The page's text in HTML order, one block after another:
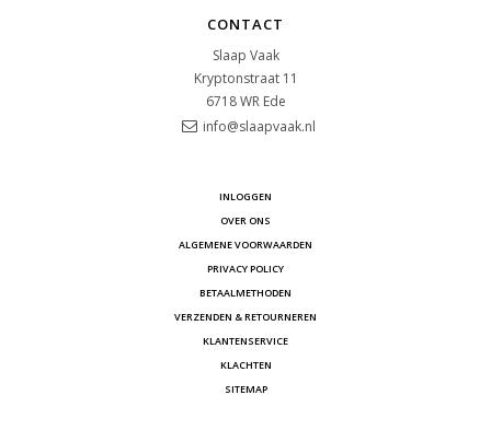
CONTACT
Slaap Vaak
Kryptonstraat 11
6718 WR Ede
info@slaapvaak.nl
INLOGGEN
OVER ONS
ALGEMENE VOORWAARDEN
PRIVACY POLICY
BETAALMETHODEN
VERZENDEN & RETOURNEREN
KLANTENSERVICE
KLACHTEN
SITEMAP